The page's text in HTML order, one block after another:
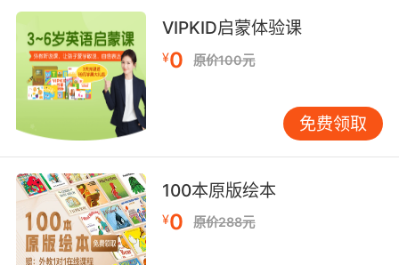
解性输入理论指出，理想语言材料应比当前水平
略高一个层级。实践中可运用"三步筛选法"：首
先统计每页新词汇占比不超过15%，如《Dear
Zoo》每页仅出现1-2个动物名称；其次检测句式
复杂度，初级阶段宜选择主谓宾结构的简单句，
如《We're Going on a Bear Hunt》的重复性祈
使句；最后考察文本覆盖率，牛津大学出版社的
《Read with Oxford》系列配套的词汇高频词
表，与VIPKID课程大纲的重合度达89%。值得注
意的是，《The Tale of Peter Rabbit》这类经典
绘本虽用词简单，但嵌套的隐喻表达更适合7岁以
VIPKID启蒙体验课
¥0 原价100元
免费领取
100本原版绘本
¥0 原价288元